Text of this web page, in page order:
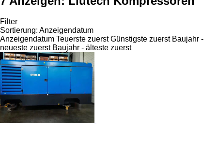
Filter
Sortierung: Anzeigendatum
Anzeigendatum Teuerste zuerst Günstigste zuerst Baujahr -
neueste zuerst Baujahr - älteste zuerst